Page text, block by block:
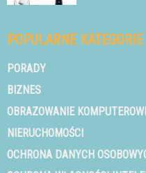
POPULARNE KATEGORIE
PORADY
BIZNES
OBRAZOWANIE
NIERUCHOMOŚCI
OCHRONA DANYCH